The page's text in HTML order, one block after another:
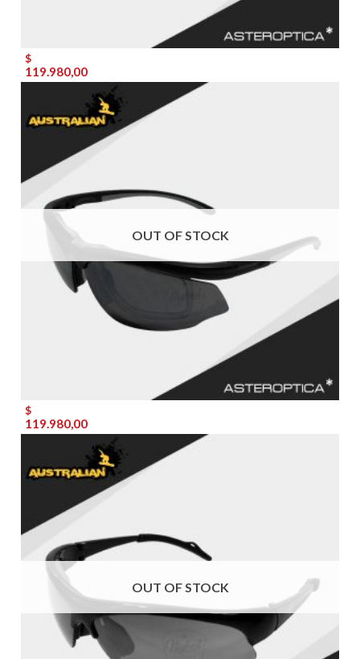
$
119.980,00
OUT OF STOCK
$
119.980,00
OUT OF STOCK